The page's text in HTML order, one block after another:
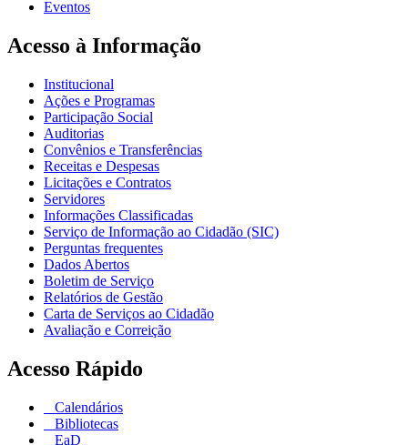
Eventos
Acesso à Informação
Institucional
Ações e Programas
Participação Social
Auditorias
Convênios e Transferências
Receitas e Despesas
Licitações e Contratos
Servidores
Informações Classificadas
Serviço de Informação ao Cidadão (SIC)
Perguntas frequentes
Dados Abertos
Boletim de Serviço
Relatórios de Gestão
Carta de Serviços ao Cidadão
Avaliação e Correição
Acesso Rápido
Calendários
Bibliotecas
EaD